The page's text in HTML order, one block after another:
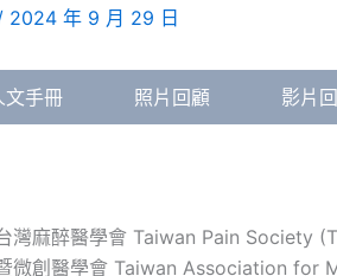
2024 年 9 月 29 日
文手冊 照片回顧 影片
灣麻醉醫學會 Taiwan Pain
微創醫學會 Taiwan Association for